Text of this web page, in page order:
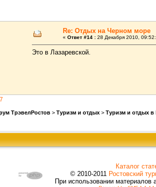
Re: Отдых на Черном море
« Ответ #14 : 28 Декабря 2010,
Это в Лазаревской.
7
ТрэвелРостов > Туризм и отдых > Туризм и отдых в
Каталог
© 2010-2011 Ростовский
При использовании материалов